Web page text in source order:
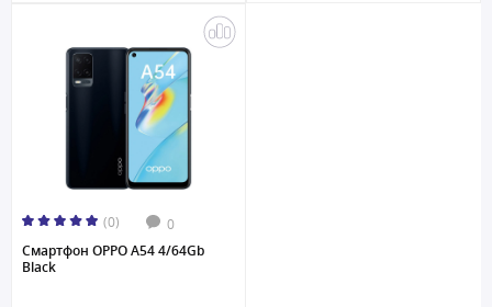
(0) 0
Смартфон OPPO A54 4/64Gb
Black